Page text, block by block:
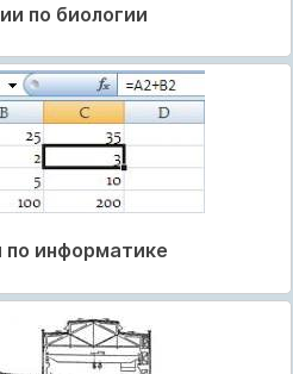
по биологии
по информатике